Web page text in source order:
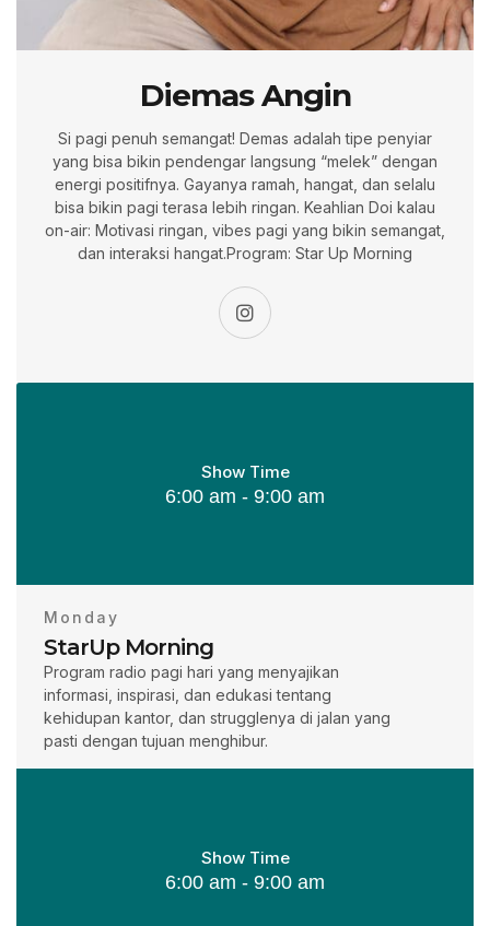
Diemas Angin
Si pagi penuh semangat! Demas adalah tipe penyiar
yang bisa bikin pendengar langsung “melek” dengan
energi positifnya. Gayanya ramah, hangat, dan selalu
bisa bikin pagi terasa lebih ringan. Keahlian Doi kalau
on-air: Motivasi ringan, vibes pagi yang bikin semangat,
dan interaksi hangat.Program: Star Up Morning
Show Time
6:00 am - 9:00 am
Monday
StarUp Morning
Program radio pagi hari yang menyajikan
informasi, inspirasi, dan edukasi tentang
kehidupan kantor, dan strugglenya di jalan yang
pasti dengan tujuan menghibur.
Show Time
6:00 am - 9:00 am